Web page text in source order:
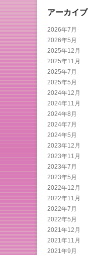
アーカイブ
2026年7月
2026年5月
2025年12月
2025年11月
2025年7月
2025年5月
2024年12月
2024年11月
2024年8月
2024年7月
2024年5月
2023年12月
2023年11月
2023年7月
2023年5月
2022年12月
2022年11月
2022年7月
2022年5月
2021年12月
2021年11月
2021年9月